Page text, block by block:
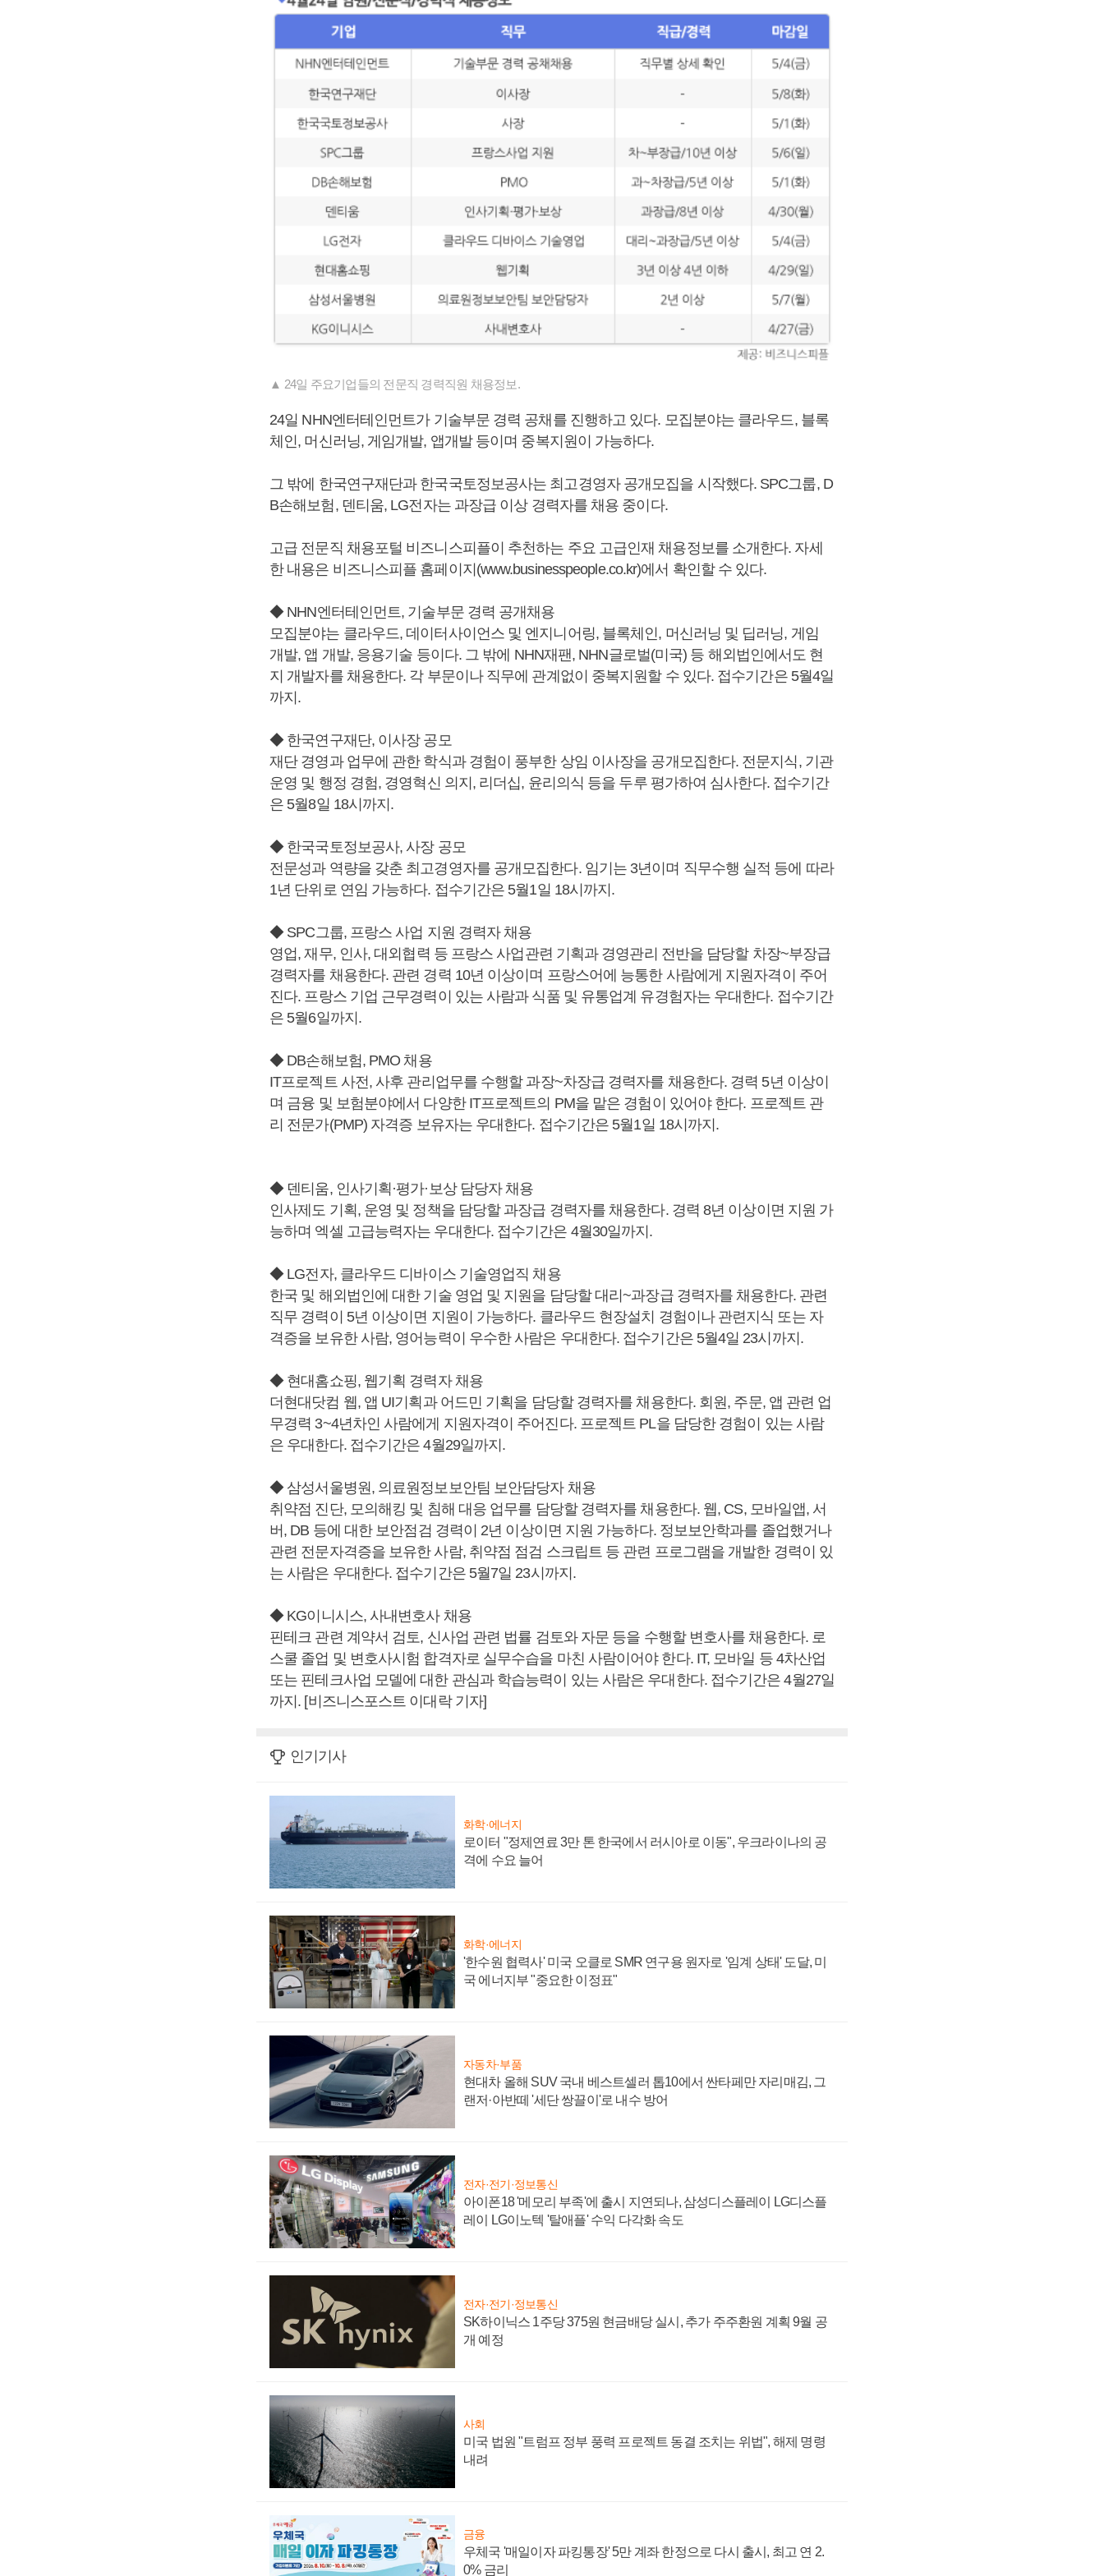
▲ 24일 주요기업들의 전문직 경력직원 채용정보.
24일 NHN엔터테인먼트가 기술부문 경력 공채를 진행하고 있다. 모집분야는 클라우드, 블록
체인, 머신러닝, 게임개발, 앱개발 등이며 중복지원이 가능하다.
그 밖에 한국연구재단과 한국국토정보공사는 최고경영자 공개모집을 시작했다. SPC그룹, D
B손해보험, 덴티움, LG전자는 과장급 이상 경력자를 채용 중이다.
고급 전문직 채용포털 비즈니스피플이 추천하는 주요 고급인재 채용정보를 소개한다. 자세
한 내용은 비즈니스피플 홈페이지(www.businesspeople.co.kr)에서 확인할 수 있다.
◆ NHN엔터테인먼트, 기술부문 경력 공개채용
모집분야는 클라우드, 데이터사이언스 및 엔지니어링, 블록체인, 머신러닝 및 딥러닝, 게임
개발, 앱 개발, 응용기술 등이다. 그 밖에 NHN재팬, NHN글로벌(미국) 등 해외법인에서도 현
지 개발자를 채용한다. 각 부문이나 직무에 관계없이 중복지원할 수 있다. 접수기간은 5월4일
까지.
◆ 한국연구재단, 이사장 공모
재단 경영과 업무에 관한 학식과 경험이 풍부한 상임 이사장을 공개모집한다. 전문지식, 기관
운영 및 행정 경험, 경영혁신 의지, 리더십, 윤리의식 등을 두루 평가하여 심사한다. 접수기간
은 5월8일 18시까지.
◆ 한국국토정보공사, 사장 공모
전문성과 역량을 갖춘 최고경영자를 공개모집한다. 임기는 3년이며 직무수행 실적 등에 따라
1년 단위로 연임 가능하다. 접수기간은 5월1일 18시까지.
◆ SPC그룹, 프랑스 사업 지원 경력자 채용
영업, 재무, 인사, 대외협력 등 프랑스 사업관련 기획과 경영관리 전반을 담당할 차장~부장급
경력자를 채용한다. 관련 경력 10년 이상이며 프랑스어에 능통한 사람에게 지원자격이 주어
진다. 프랑스 기업 근무경력이 있는 사람과 식품 및 유통업계 유경험자는 우대한다. 접수기간
은 5월6일까지.
◆ DB손해보험, PMO 채용
IT프로젝트 사전, 사후 관리업무를 수행할 과장~차장급 경력자를 채용한다. 경력 5년 이상이
며 금융 및 보험분야에서 다양한 IT프로젝트의 PM을 맡은 경험이 있어야 한다. 프로젝트 관
리 전문가(PMP) 자격증 보유자는 우대한다. 접수기간은 5월1일 18시까지.
◆ 덴티움, 인사기획·평가·보상 담당자 채용
인사제도 기획, 운영 및 정책을 담당할 과장급 경력자를 채용한다. 경력 8년 이상이면 지원 가
능하며 엑셀 고급능력자는 우대한다. 접수기간은 4월30일까지.
◆ LG전자, 클라우드 디바이스 기술영업직 채용
한국 및 해외법인에 대한 기술 영업 및 지원을 담당할 대리~과장급 경력자를 채용한다. 관련
직무 경력이 5년 이상이면 지원이 가능하다. 클라우드 현장설치 경험이나 관련지식 또는 자
격증을 보유한 사람, 영어능력이 우수한 사람은 우대한다. 접수기간은 5월4일 23시까지.
◆ 현대홈쇼핑, 웹기획 경력자 채용
더현대닷컴 웹, 앱 UI기획과 어드민 기획을 담당할 경력자를 채용한다. 회원, 주문, 앱 관련 업
무경력 3~4년차인 사람에게 지원자격이 주어진다. 프로젝트 PL을 담당한 경험이 있는 사람
은 우대한다. 접수기간은 4월29일까지.
◆ 삼성서울병원, 의료원정보보안팀 보안담당자 채용
취약점 진단, 모의해킹 및 침해 대응 업무를 담당할 경력자를 채용한다. 웹, CS, 모바일앱, 서
버, DB 등에 대한 보안점검 경력이 2년 이상이면 지원 가능하다. 정보보안학과를 졸업했거나
관련 전문자격증을 보유한 사람, 취약점 점검 스크립트 등 관련 프로그램을 개발한 경력이 있
는 사람은 우대한다. 접수기간은 5월7일 23시까지.
◆ KG이니시스, 사내변호사 채용
핀테크 관련 계약서 검토, 신사업 관련 법률 검토와 자문 등을 수행할 변호사를 채용한다. 로
스쿨 졸업 및 변호사시험 합격자로 실무수습을 마친 사람이어야 한다. IT, 모바일 등 4차산업
또는 핀테크사업 모델에 대한 관심과 학습능력이 있는 사람은 우대한다. 접수기간은 4월27일
까지. [비즈니스포스트 이대락 기자]
인기기사
화학·에너지
로이터 "정제연료 3만 톤 한국에서 러시아로 이동", 우크라이나의 공
격에 수요 늘어
화학·에너지
'한수원 협력사' 미국 오클로 SMR 연구용 원자로 '임계 상태' 도달, 미
국 에너지부 "중요한 이정표"
자동차·부품
현대차 올해 SUV 국내 베스트셀러 톱10에서 싼타페만 자리매김, 그
랜저·아반떼 '세단 쌍끌이'로 내수 방어
전자·전기·정보통신
아이폰18 '메모리 부족'에 출시 지연되나, 삼성디스플레이 LG디스플
레이 LG이노텍 '탈애플' 수익 다각화 속도
전자·전기·정보통신
SK하이닉스 1주당 375원 현금배당 실시, 추가 주주환원 계획 9월 공
개 예정
사회
미국 법원 "트럼프 정부 풍력 프로젝트 동결 조치는 위법", 해제 명령
내려
금융
우체국 '매일이자 파킹통장' 5만 계좌 한정으로 다시 출시, 최고 연 2.
0% 금리